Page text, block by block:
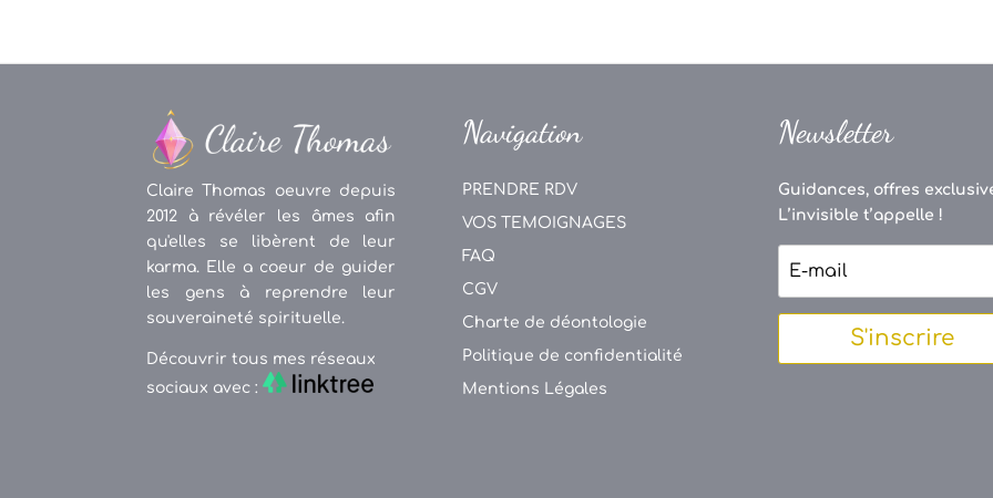
Claire Thomas oeuvre depuis
2012 à révéler les âmes afin
qu'elles se libèrent de leur
karma. Elle a coeur de guider
les gens à reprendre leur
souveraineté spirituelle.
Découvrir tous mes réseaux
sociaux avec :
Navigation
PRENDRE RDV
VOS TEMOIGNAGES
FAQ
CGV
Charte de déontologie
Politique de confidentialité
Mentions Légales
Newsletter
Guidances, offres
L’invisible t’appelle !
S'inscrire